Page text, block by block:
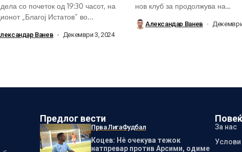
со почеток од 19:30 часот, на
„Благој Истатов“ во...
Ванев Декември 3, 2024
нов клуб за продолжува на
Александар Ванев
Предлог вести
Прва ЛигаФудбал
Коцев: Нѐ очекува тежок
натпревар против Арсими, одиме
За нас
Услови